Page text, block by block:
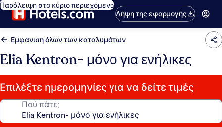
Παράλειψη στο κύριο περιεχόμενο
Λήψη της εφαρμογής
Εμφάνιση όλων των καταλυμάτων
Elia Kentron- μόνο για ενήλικες
Επιλέξτε ημερομηνίες για να δείτε τιμές
Πού πάτε;